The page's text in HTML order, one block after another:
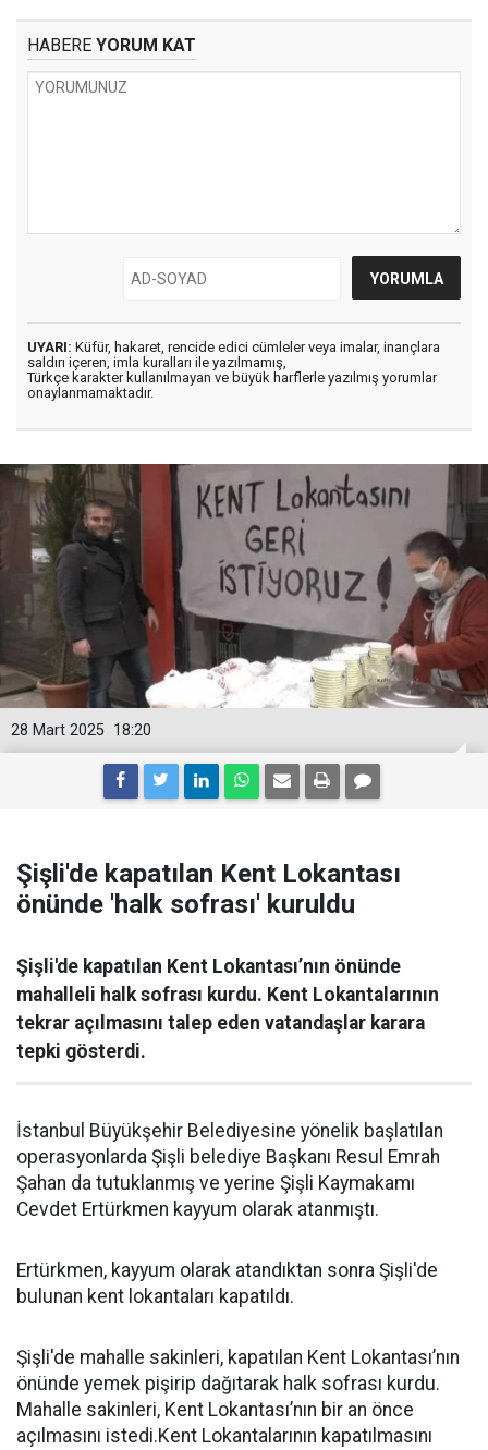
HABERE YORUM KAT
UYARI: Küfür, hakaret, rencide edici cümleler veya imalar, inançlara
saldırı içeren, imla kuralları ile yazılmamış,
Türkçe karakter kullanılmayan ve büyük harflerle yazılmış yorumlar
onaylanmamaktadır.
18:20
28 Mart 2025
Şişli'de kapatılan Kent Lokantası
önünde 'halk sofrası' kuruldu
Şişli'de kapatılan Kent Lokantası’nın önünde
mahalleli halk sofrası kurdu. Kent Lokantalarının
tekrar açılmasını talep eden vatandaşlar karara
tepki gösterdi.
İstanbul Büyükşehir Belediyesine yönelik başlatılan
operasyonlarda Şişli belediye Başkanı Resul Emrah
Şahan da tutuklanmış ve yerine Şişli Kaymakamı
Cevdet Ertürkmen kayyum olarak atanmıştı.
Ertürkmen, kayyum olarak atandıktan sonra Şişli'de
bulunan kent lokantaları kapatıldı.
Şişli'de mahalle sakinleri, kapatılan Kent Lokantası’nın
önünde yemek pişirip dağıtarak halk sofrası kurdu.
Mahalle sakinleri, Kent Lokantası’nın bir an önce
açılmasını istedi.Kent Lokantalarının kapatılmasını